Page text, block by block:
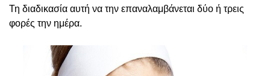
Τη διαδικασία αυτή να την επαναλαμβάνεται δύο ή τρεις
φορές την ημέρα.